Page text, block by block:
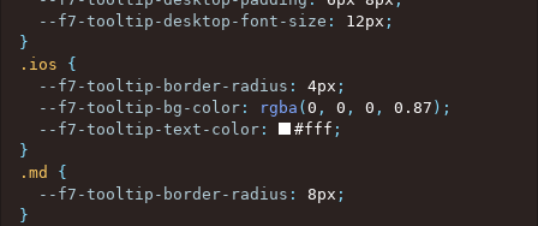
--f7-tooltip-desktop-font-size : 12px ;
}
.ios
{
--f7-tooltip-border-radius : 4px ;
--f7-tooltip-bg-color : rgba ( 0 , 0 , 0 , 0.87 ) ;
--f7-tooltip-text-color : #fff ;
}
.md
{
--f7-tooltip-border-radius : 8px ;
}